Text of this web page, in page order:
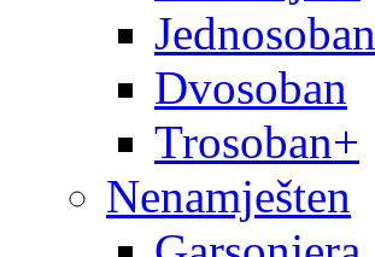
Jednosoban
Dvosoban
Trosoban+
Nenamješten